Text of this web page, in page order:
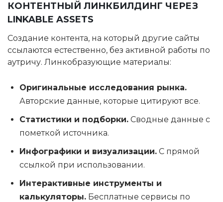
КОНТЕНТНЫЙ ЛИНКБИЛДИНГ ЧЕРЕЗ
LINKABLE ASSETS
Создание контента, на который другие сайты
ссылаются естественно, без активной работы по
аутричу. Линкобразующие материалы:
Оригинальные исследования рынка.
Авторские данные, которые цитируют все.
Статистики и подборки. Сводные данные с
пометкой источника.
Инфографики и визуализации. С прямой
ссылкой при использовании.
Интерактивные инструменты и
калькуляторы. Бесплатные сервисы по